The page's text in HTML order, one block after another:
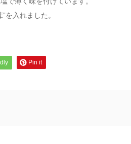
を入れました。
Pin it